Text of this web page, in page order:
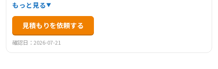
りから、どこから漏れているかわからない原因調査まで、
雨漏りのことでお困りの方に幅広く対応いたします。出張
調査・お見積りは無料で実施しており、10年安心保証と1年
に1度の点検でアフターメンテナンスも充実しています。
もっと見る
見積もりを依頼する
確認日：2026-07-21